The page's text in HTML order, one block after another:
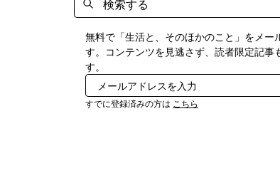
無料で「生活と、そのほかのこと」をメー
す。コンテンツを見逃さず、読者限定記事
す。
すでに登録済みの方は こちら